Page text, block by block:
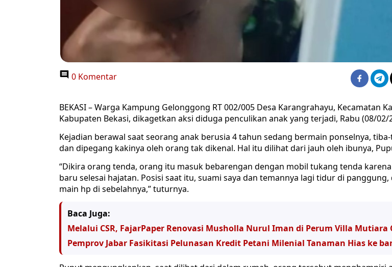
0 Komentar
BEKASI – Warga Kampung Gelonggong RT 002/005 Desa Karangrahayu, Kecamatan
Kabupaten Bekasi, dikagetkan aksi diduga penculikan anak yang terjadi, Rabu (08/02/
Kejadian berawal saat seorang anak berusia 4 tahun sedang bermain ponselnya,
dan dipegang kakinya oleh orang tak dikenal. Hal itu dilihat dari jauh oleh ibunya,
“Dikira orang tenda, orang itu masuk bebarengan dengan mobil tukang tenda
baru selesai hajatan. Posisi saat itu, suami saya dan temannya lagi tidur di panggung,
main hp di sebelahnya,” tuturnya.
Baca Juga:
Melalui CSR, FajarPaper Renovasi Musholla Nurul Iman di Perum Villa Mutiara
Pemprov Jabar Fasikitasi Pelunasan Kredit Petani Milenial Tanaman Hias ke